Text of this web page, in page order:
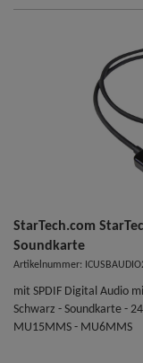
StarTech.com
Soundkarte
Artikelnummer:
mit SPDIF Digital Audio
Schwarz - Soundkarte -
MU15MMS - MU6MMS